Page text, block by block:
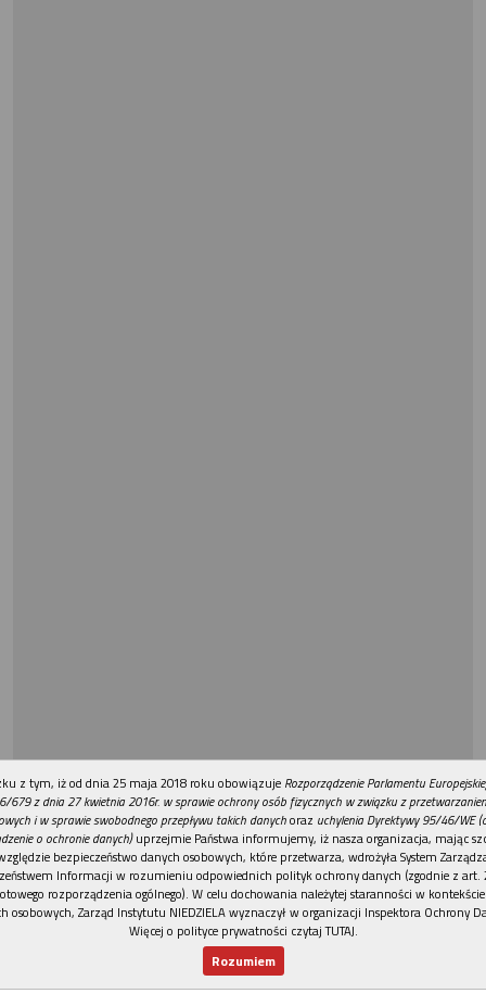
REKLAMA
z tym, iż od dnia 25 maja 2018 roku obowiązuje Rozporządzenie Parlamentu
679 z dnia 27 kwietnia 2016r. w sprawie ochrony osób fizycznych w związku z
i w sprawie swobodnego przepływu takich danychoraz uchylenia Dyrektywy 95/46/WE
o ochronie danych)uprzejmie Państwa informujemy, iż nasza organizacja, mając
bezpieczeństwo danych osobowych, które przetwarza, wdrożyła System
Informacji w rozumieniu odpowiednich polityk ochrony danych (zgodnie z art.
rozporządzenia ogólnego). W celu dochowania należytej staranności w
osobowych, Zarząd Instytutu NIEDZIELA wyznaczył w organizacji Inspektora Ochrony
Więcej o polityce prywatności czytaj TUTAJ.
Rozumiem